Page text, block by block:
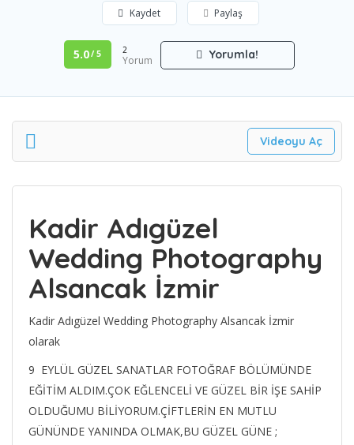
Kaydet Paylaş
5.0/ 5 2
Yorum Yorumla!
Videoyu Aç
Kadir Adıgüzel
Wedding Photography
Alsancak İzmir
Kadir Adıgüzel Wedding Photography Alsancak İzmir
olarak
9 EYLÜL GÜZEL SANATLAR FOTOĞRAF BÖLÜMÜNDE
EĞİTİM ALDIM.ÇOK EĞLENCELİ VE GÜZEL BİR İŞE SAHİP
OLDUĞUMU BİLİYORUM.ÇİFTLERİN EN MUTLU
GÜNÜNDE YANINDA OLMAK,BU GÜZEL GÜNE ;